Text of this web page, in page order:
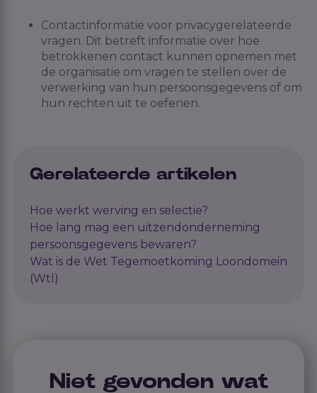
Contactinformatie voor privacygerelateerde
vragen. Dit betreft informatie over hoe
betrokkenen contact kunnen opnemen met
de organisatie om vragen te stellen over de
verwerking van hun persoonsgegevens of om
hun rechten uit te oefenen.
Gerelateerde artikelen
Hoe werkt werving en selectie?
Hoe lang mag een uitzendonderneming
persoonsgegevens bewaren?
Wat is de Wet Tegemoetkoming Loondomein
(Wtl)
Niet gevonden wat